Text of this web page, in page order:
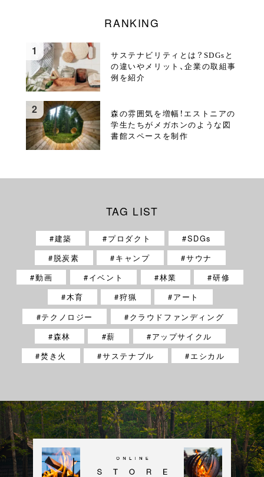
RANKING
サステナビリティとは？SDGsと
の違いやメリット、企業の取組事
例を紹介
森の雰囲気を増幅！エストニアの
学生たちがメガホンのような図
書館スペースを制作
TAG LIST
建築 プロダクト
SDGs
脱炭素
キャンプ
サウナ
動画
イベント 林業
研修
木育
狩猟
アート
テクノロジー
クラウドファンディング
森林
薪
アップサイクル
焚き火
サステナブル エシカル